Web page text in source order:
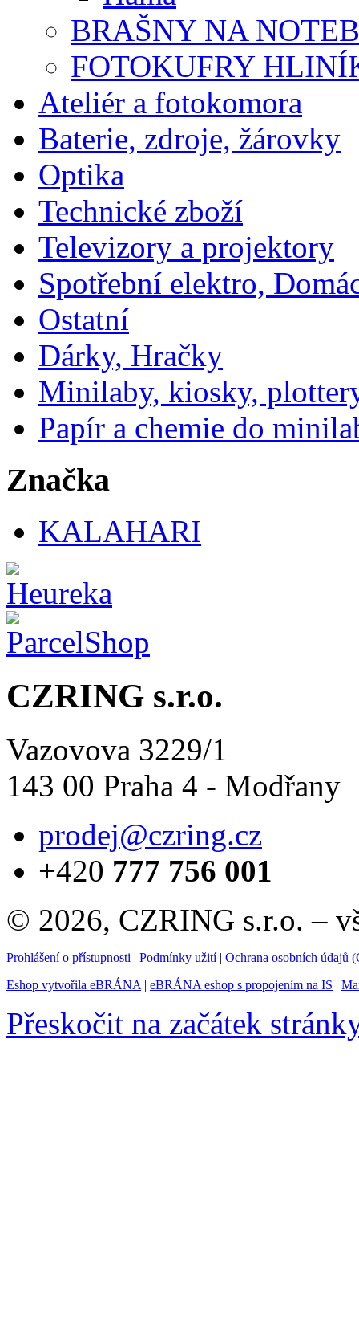
BRAŠNY NA
FOTOKUFRY
Ateliér a fotokomora
Baterie, zdroje, žárovky
Optika
Technické zboží
Televizory a projektory
Spotřební elektro,
Ostatní
Dárky, Hračky
Minilaby, kiosky,
Papír a chemie do
Značka
KALAHARI
CZRING s.r.o.
Vazovova 3229/1
143 00 Praha 4 - Modřany
prodej@czring.cz
+420 777 756 001
© 2026, CZRING s.r.o. –
Prohlášení o přístupnosti | Podmínky užití| Ochrana osobních údajů
Eshop vytvořila eBRÁNA | eBRÁNA eshop s propojením na IS |
Přeskočit na začátek